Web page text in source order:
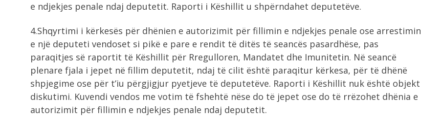
e ndjekjes penale ndaj deputetit. Raporti i Këshillit u shpërndahet deputetëve.
4.Shqyrtimi i kërkesës për dhënien e autorizimit për fillimin e ndjekjes penale ose arrestimin
e një deputeti vendoset si pikë e pare e rendit të ditës të seancës pasardhëse, pas
paraqitjes së raportit të Këshillit për Rregulloren, Mandatet dhe Imunitetin. Në seancë
plenare fjala i jepet në fillim deputetit, ndaj të cilit është paraqitur kërkesa, për të dhënë
shpjegime ose për t’iu përgjigjur pyetjeve të deputetëve. Raporti i Këshillit nuk është objekt
diskutimi. Kuvendi vendos me votim të fshehtë nëse do të jepet ose do të rrëzohet dhënia e
autorizimit për fillimin e ndjekjes penale ndaj deputetit.